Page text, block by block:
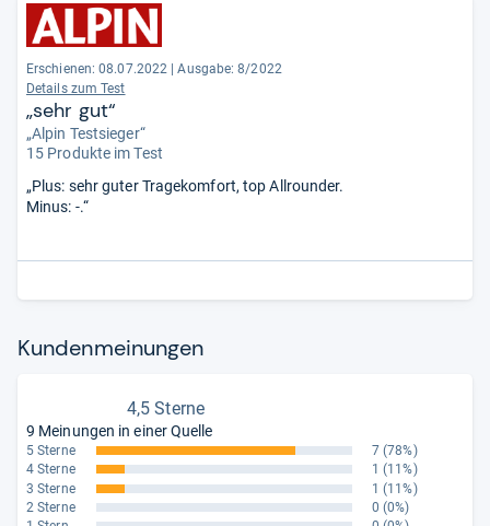
Erschienen: 08.07.2022
Ausgabe: 8/2022
Details zum Test
„sehr gut“
„Alpin Testsieger“
15 Produkte im Test
„Plus: sehr guter Tragekomfort, top Allrounder.
Minus: -.“
Kun­den­mei­nun­gen
4,5 Sterne
9 Meinungen in einer Quelle
5 Sterne 7 (78%)
4 Sterne
1 (11%)
3 Sterne
1 (11%)
2 Sterne
0 (0%)